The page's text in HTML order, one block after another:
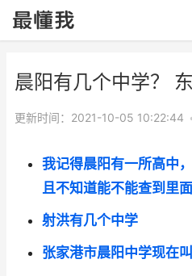
晨阳有几个中学？
更新时间：2021-10-05 10:22:44
我记得晨阳有一所高中
且不知道能不能查到里
射洪有几个中学
张家港市晨阳中学现在叫